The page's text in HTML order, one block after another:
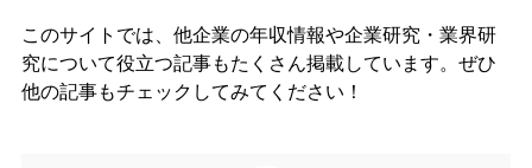
このサイトでは、他企業の年収情報や企業研究・業界研
究について役立つ記事もたくさん掲載しています。ぜひ
他の記事もチェックしてみてください！